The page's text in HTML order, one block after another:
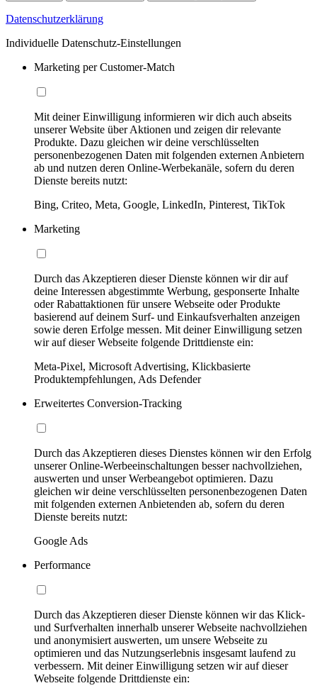
Datenschutzerklärung
Individuelle Datenschutz-Einstellungen
Marketing per Customer-Match
Mit deiner Einwilligung informieren wir dich auch abseits
unserer Website über Aktionen und zeigen dir relevante
Produkte. Dazu gleichen wir deine verschlüsselten
personenbezogenen Daten mit folgenden externen Anbietern
ab und nutzen deren Online-Werbekanäle, sofern du deren
Dienste bereits nutzt:
Bing, Criteo, Meta, Google, LinkedIn, Pinterest, TikTok
Marketing
Durch das Akzeptieren dieser Dienste können wir dir auf
deine Interessen abgestimmte Werbung, gesponserte Inhalte
oder Rabattaktionen für unsere Webseite oder Produkte
basierend auf deinem Surf- und Einkaufsverhalten anzeigen
sowie deren Erfolge messen. Mit deiner Einwilligung setzen
wir auf dieser Webseite folgende Drittdienste ein:
Meta-Pixel, Microsoft Advertising, Klickbasierte
Produktempfehlungen, Ads Defender
Erweitertes Conversion-Tracking
Durch das Akzeptieren dieses Dienstes können wir den Erfolg
unserer Online-Werbeeinschaltungen besser nachvollziehen,
auswerten und unser Werbeangebot optimieren. Dazu
gleichen wir deine verschlüsselten personenbezogenen Daten
mit folgenden externen Anbietenden ab, sofern du deren
Dienste bereits nutzt:
Google Ads
Performance
Durch das Akzeptieren dieser Dienste können wir das Klick-
und Surfverhalten innerhalb unserer Webseite nachvollziehen
und anonymisiert auswerten, um unsere Webseite zu
optimieren und das Nutzungserlebnis insgesamt laufend zu
verbessern. Mit deiner Einwilligung setzen wir auf dieser
Webseite folgende Drittdienste ein: